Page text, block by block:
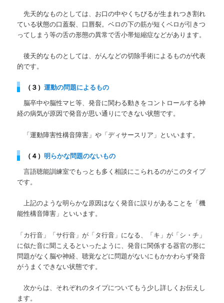
先天的なものとしては、 お口の中やくちびるが生まれつき割れ
ている状態の口蓋裂、口唇裂。ベロの下の筋が短くベロが引きつ
ってしまう等の舌の形態の異常で舌小帯短縮症などがあります。
後天的なものとしては、がんなどの切除手術によるものが代表
的です。
（３）運動の問題によるもの
脳卒中や脳性マヒ等、発音に関わる動きをコントロールする神
経の病気が原因で発音が思い通りにできない状態です。
「運動障害性構音障害」や「ディサースリア」といいます。
（４）明らかな問題のないもの
言語聴能訓練室でもっとも多く相談にこられるのがこのタイプ
です。
上記のような明らかな原因はなく発音に誤りがあることを「機
能性構音障害」といいます。
「カ行音」「サ行音」が「タ行音」になる、「キ」が「シ・チ」
に似た音に聞こえるといったように、発音に関係する器官の形に
問題がなく脳や神経、聴覚などに問題がないにもかかわらず発音
がうまくできない状態です。
次からは、それぞれのタイプについてもう少し詳しくお伝えし
ます。